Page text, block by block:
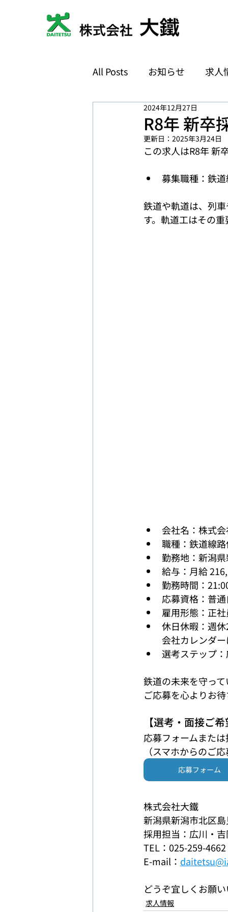
All Posts お知らせ 求人
R8年 新卒
2024年12月27日
更新日： 2025年3月24日
この求人はR8年 新
募集職種：鉄
鉄道や軌道は、列
す。軌道工はその
会社名：株式
職種：鉄道線
勤務地：新潟
給与：月給
勤務時間：
応募資格：普
雇用形態：正
休日休暇：週
会社カレンダ
選考ステップ
鉄道の未来を守っ
ご応募を心よりお
【選考・面接ご
応募フォームまた
（スマホからのご
応募フォーム
株式会社大鐵
新潟県新潟市北区
採用担当：広川・
TEL：025-259-4662
E-mail：
どうぞ宜しくお願
求人情報